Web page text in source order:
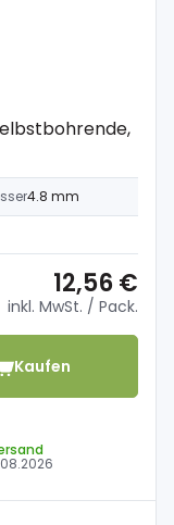
4.8 mm
12,56 €
inkl. MwSt. / Pack.
Kaufen